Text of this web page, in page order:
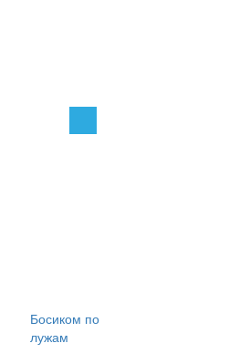
Босиком по
лужам